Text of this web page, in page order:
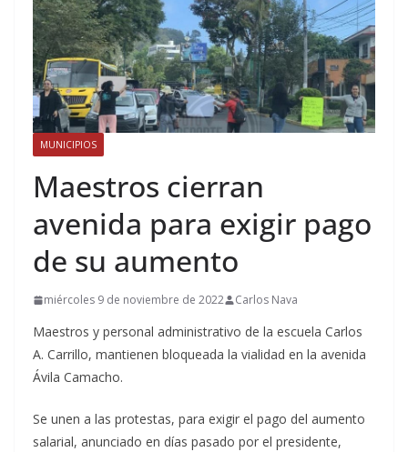
MUNICIPIOS
Maestros cierran
avenida para exigir pago
de su aumento
miércoles 9 de noviembre de 2022 Carlos Nava
Maestros y personal administrativo de la escuela Carlos
A. Carrillo, mantienen bloqueada la vialidad en la avenida
Ávila Camacho.
Se unen a las protestas, para exigir el pago del aumento
salarial, anunciado en días pasado por el presidente,